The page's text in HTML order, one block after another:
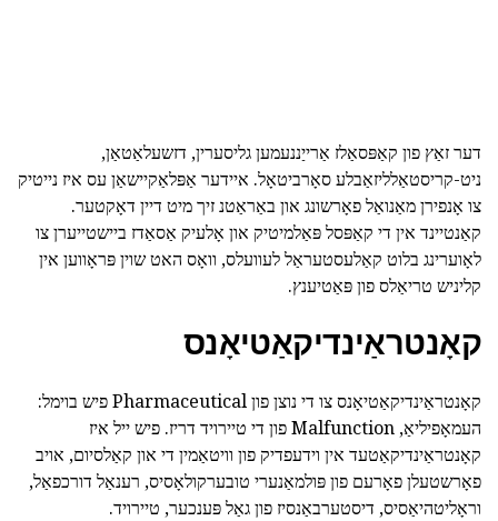
דער זאַץ פון קאַפּסאַלז אַרייַננעמען גליסערין, דזשעלאַטאַן,
ניט-קריסטאַלליזאַבלע סאָרביטאָל. איידער אַפּלאַקיישאַן עס איז נייטיק
צו אָנפירן מאַנואַל פאָרשונג און באַראַטנ זיך מיט דיין דאָקטער.
קאַנטיינד אין די קאַפּסל פּאַלמיטיק און אָלעיק אַסאַדז ביישטייערן צו
לאָוערינג בלוט קאַלעסטעראַל לעוועלס, וואָס האט שוין פּראָווען אין
קליניש טריאַלס פון פּאַטיענץ.
קאָנטראַינדיקאַטיאָנס
קאָנטראַינדיקאַטיאָנס צו די נוצן פון Pharmaceutical פיש בוימל:
העמאָפיליאַ, Malfunction פון די טיירויד דריז. פיש ייל איז
קאָנטראַינדיקאַטעד אין וידעפדיק פון וויטאַמין די און קאַלסיום, אויב
פאָרשטעלן פאָרעם פון פּולמאַנערי טובערקולאָסיס, רענאַל דורכפאַל,
וראָליטהיאַסיס, דיסטערבאַנסיז פון גאַל פּענכער, טיירויד.